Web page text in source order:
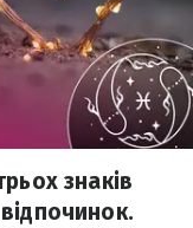
знаків